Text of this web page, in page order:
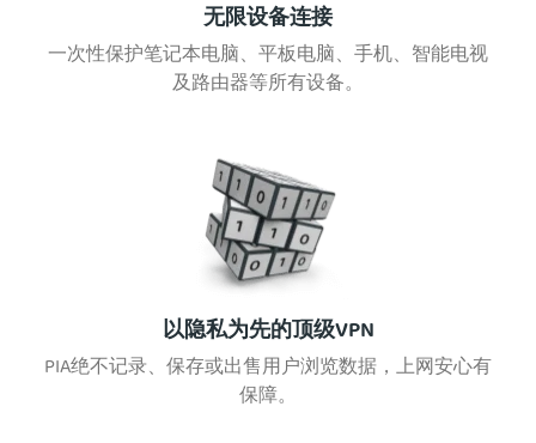
无限设备连接
一次性保护笔记本电脑、平板电脑、手机、智能电视
及路由器等所有设备。
以隐私为先的顶级VPN
PIA绝不记录、保存或出售用户浏览数据，上网安心有
保障。